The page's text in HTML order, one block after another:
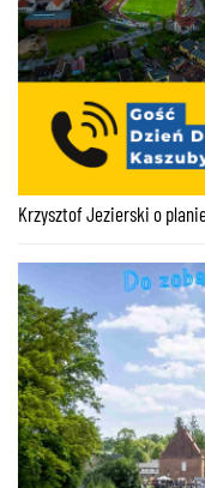
Krzysztof Jezierski o